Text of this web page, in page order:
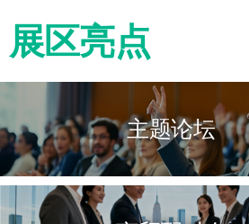
展区亮点
主题论坛